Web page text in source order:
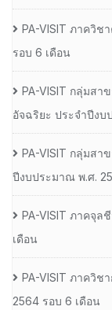
PA-VISIT ภาควิ
รอบ 6 เดือน
PA-VISIT กลุ่มส
อัจฉริยะ ประจำปีง
PA-VISIT กลุ่มสา
ปีงบประมาณ พ.ศ.
PA-VISIT ภาคจุล
เดือน
PA-VISIT ภาควิช
2564 รอบ 6 เดือน